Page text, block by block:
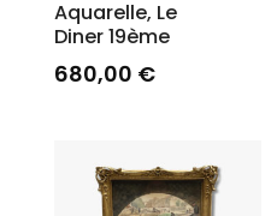
Aquarelle, Le
Diner 19ème
680,00 €